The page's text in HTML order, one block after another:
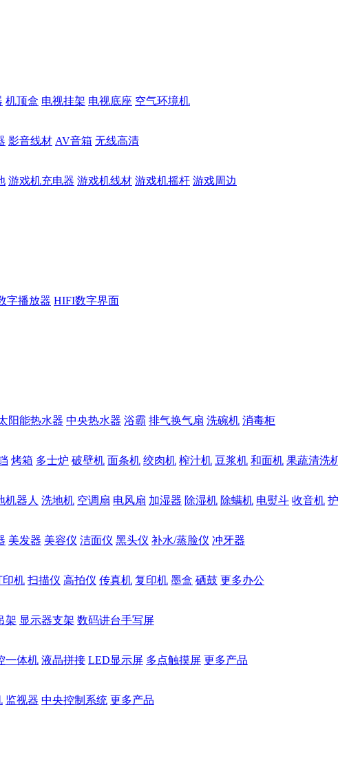
机顶盒 电视挂架 电视底座 空气环境机
影音线材 AV音箱 无线高清
游戏机充电器 游戏机线材 游戏机摇杆 游戏周边
字播放器 HIFI数字界面
阳能热水器 中央热水器 浴霸 排气换气扇 洗碗机 消毒柜
烤箱 多士炉 破壁机 面条机 绞肉机 榨汁机 豆浆机 和面机 果蔬清洗
机器人 洗地机 空调扇 电风扇 加湿器 除湿机 除螨机 电熨斗 收音机
美发器 美容仪 洁面仪 黑头仪 补水/蒸脸仪 冲牙器
印机 扫描仪 高拍仪 传真机 复印机 墨盒 硒鼓 更多办公
架 显示器支架 数码讲台手写屏
一体机 液晶拼接 LED显示屏 多点触摸屏 更多产品
监视器 中央控制系统 更多产品